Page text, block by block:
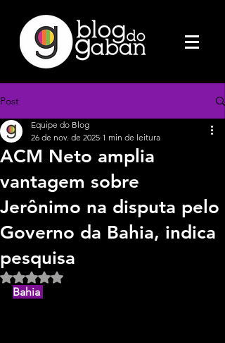
Post
ACM Neto amplia
vantagem sobre
Jerônimo na disputa pelo
Governo da Bahia, indica
pesquisa
Equipe do Blog
26 de nov. de 2025 1 min de leitura
Avaliado com NaN de 5 estrelas.
Bahia